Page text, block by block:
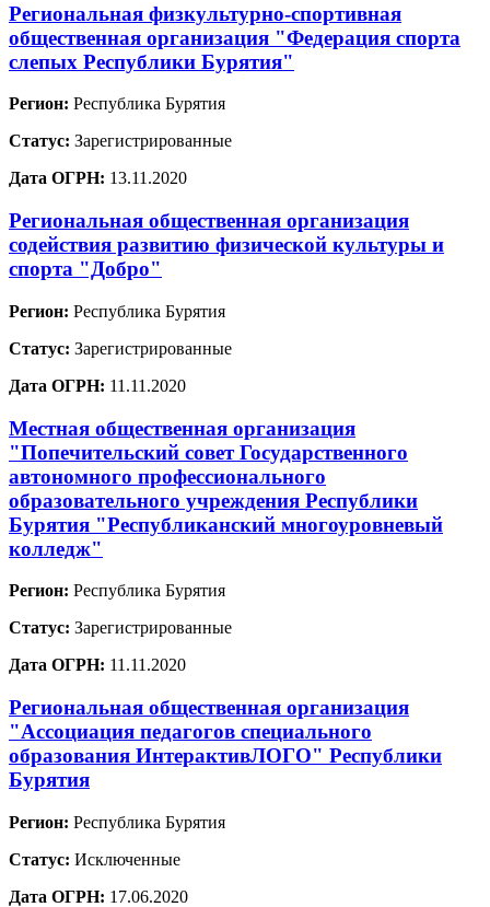
Региональная физкультурно-спортивная
общественная организация "Федерация спорта
слепых Республики Бурятия"
Регион: Республика Бурятия
Статус: Зарегистрированные
Дата ОГРН: 13.11.2020
Региональная общественная организация
содействия развитию физической культуры и
спорта "Добро"
Регион: Республика Бурятия
Статус: Зарегистрированные
Дата ОГРН: 11.11.2020
Местная общественная организация
"Попечительский совет Государственного
автономного профессионального
образовательного учреждения Республики
Бурятия "Республиканский многоуровневый
колледж"
Регион: Республика Бурятия
Статус: Зарегистрированные
Дата ОГРН: 11.11.2020
Региональная общественная организация
"Ассоциация педагогов специального
образования ИнтерактивЛОГО" Республики
Бурятия
Регион: Республика Бурятия
Статус: Исключенные
Дата ОГРН: 17.06.2020